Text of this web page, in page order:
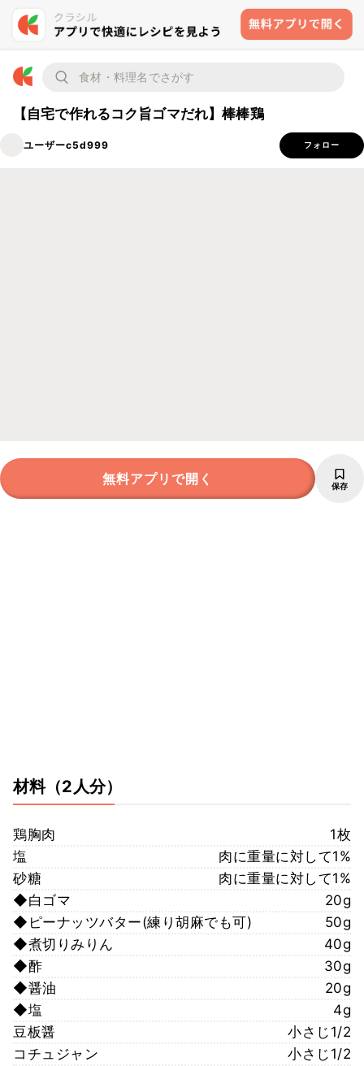
【自宅で作れるコク旨ゴマだれ】棒棒鶏
ユーザーc5d999 フォロー
無料アプリで開く 保存
材料（2人分）
鶏胸肉
1枚
塩
肉に重量に対して1%
砂糖
肉に重量に対して1%
◆白ゴマ
20g
◆ピーナッツバター(練り胡麻でも可)
50g
◆煮切りみりん
40g
◆酢
30g
◆醤油
20g
◆塩
4g
豆板醤
小さじ1/2
コチュジャン
小さじ1/2